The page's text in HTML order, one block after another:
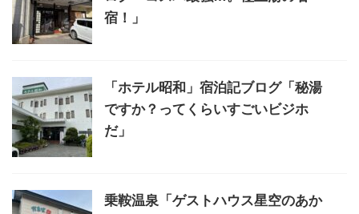
宿！」
「ホテル昭和」宿泊記ブログ「秘湯
ですか？ってくらいすごいビジホ
だ」
乗鞍温泉「ゲストハウス星空のあか